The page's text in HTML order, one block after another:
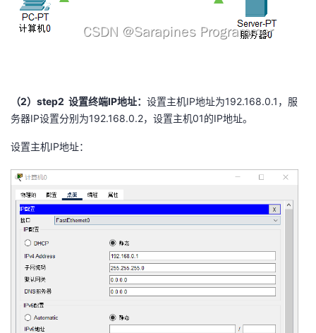
（2）step2 设置终端IP地址： 设置主机IP地址为192.168.0.1，服
务器IP设置分别为192.168.0.2，设置主机01的IP地址。
设置主机IP地址：